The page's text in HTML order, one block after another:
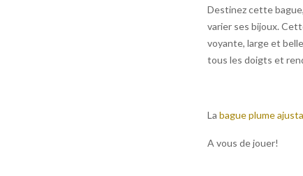
Destinez cette
varier ses bijoux.
voyante, large et
tous les doigts et
La bague plume
A vous de jouer!